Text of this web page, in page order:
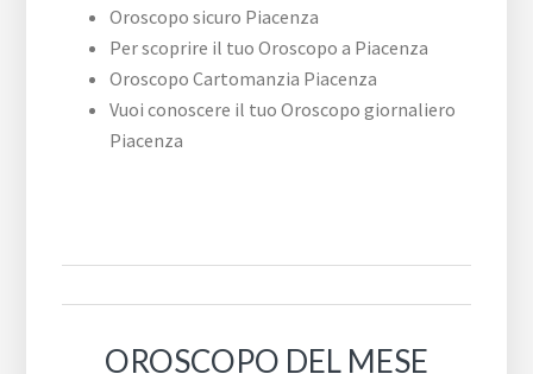
Oroscopo sicuro Piacenza
Per scoprire il tuo Oroscopo a Piacenza
Oroscopo Cartomanzia Piacenza
Vuoi conoscere il tuo Oroscopo giornaliero
Piacenza
OROSCOPO DEL MESE